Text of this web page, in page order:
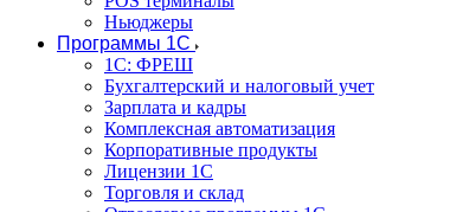
Ньюджеры
Программы 1С
1C: ФРЕШ
Бухгалтерский и налоговый учет
Зарплата и кадры
Комплексная автоматизация
Корпоративные продукты
Лицензии 1С
Торговля и склад